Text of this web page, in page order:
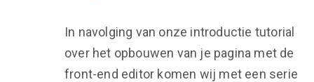
In navolging van onze introductie tutorial
over het opbouwen van je pagina met de
front-end editor komen wij met een serie